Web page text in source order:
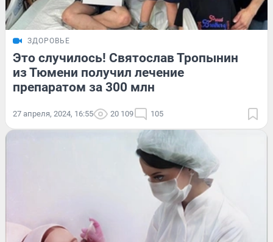
ЗДОРОВЬЕ
Это случилось! Святослав Тропынин
из Тюмени получил лечение
препаратом за 300 млн
27 апреля, 2024, 16:55 20 109 105